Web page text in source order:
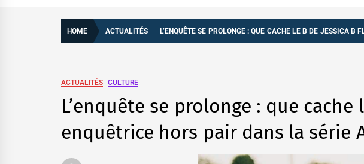
HOME ACTUALITÉS L’ENQUÊTE SE PROLONGE : QUE CACHE LE B DE JESSICA
ACTUALITÉS CULTURE
L’enquête se prolonge : que
enquêtrice hors pair dans la série